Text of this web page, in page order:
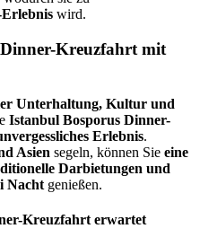
wird.
Kreuzfahrt mit
Unterhaltung, Kultur und
Istanbul Bosporus Dinner-
Erlebnis.
Asien segeln, können Sie eine
Darbietungen und
Nacht genießen.
Kreuzfahrt erwartet